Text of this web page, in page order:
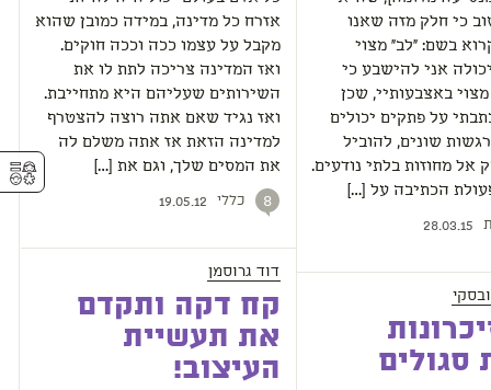
כי חלק מזה שאנו
בשם: "לב" מצוי
אני להישבע כי
מצוי באצבעותיי, שכן
על פתקים יכולים
שונים, להוביל
אל מחוזות בלתי נודעים.
הכתיבה על […]
28.03.15
סגולים
אזרח כל מדינה, במידה כמובן שהוא
מקבל על עצמו ככה וככה חוקים.
ואז המדינה צריכה לתת לו את
השירותים שעליהם היא מתחייבת.
ואז נגיד שאם אתה רוצה להצטרף
למדינה הזאת אז אתה משלם לה
את המסים שלך, וגם את […]
8 כללי 19.05.12
דוד גרוסמן
קח דקה ותקדם
את תעשיית
העיצוב!
⚥︎